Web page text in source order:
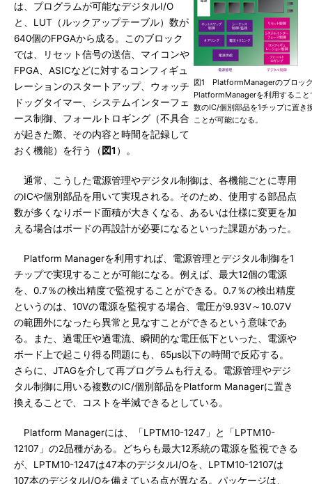
図1 PlatformManagerのブロ
PlatformManagerを利用すること
数のIC/個別部品を1チップに置き
ことが可能になる。
は、プログラムが可能なデジタルI/O
と、LUT（ルックアップテーブル）数が
640個のFPGAから成る。このブロック
では、リセット信号の送信、マイコンや
FPGA、ASICなどに対するコンフィギュ
レーションのスタートアップ、ウォッチ
ドッグタイマー、システムインターフェ
ース制御、フォールトロギング（不具合
が起きた際、その内容と時間を記録して
おく機能）を行う（ 図1 ）。
通常、こうした電源管理やデジタル制御は、各機能ごとに専用
のICや個別部品を用いて実現される。そのため、使用する部品点
数が多くなりボード面積が大きくなる、あるいは仕様に変更を加
える場合はボードの再設計が必要になるといった課題があった。
Platform Managerを利用すれば、電源管理とデジタル制御を1
チップで実現することが可能になる。例えば、最大12個の電源
を、0.7％の検出精度で監視することができる。0.7％の検出精度
というのは、10Vの電源を監視する場合、電圧が9.93V～10.07V
の範囲外になったら異常と見なすことができるという意味であ
る。また、過電圧や過電流、瞬間的な電圧低下といった、電源や
ボード上で起こり得る問題にも、65μs以下の時間で反応する。
さらに、JTAGを介して再プログラムも行える。電源管理やデジ
タル制御に用いる複数のIC/個別部品をPlatform Managerに置き
換えることで、コストを半減できるとしている。
Platform Managerには、「LPTM10-1247」と「LPTM10-
12107」の2品種がある。どちらも最大12系統の電源を監視できる
が、LPTM10-1247は47本のデジタルI/Oを、LPTM10-12107は
107本のデジタルI/Oを備えている点が異なる。パッケージは、